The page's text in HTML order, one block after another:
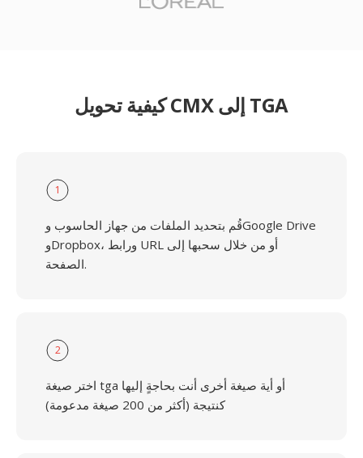
كيفية تحويل CMX إلى TGA
1
قُم بتحديد الملفات من جهاز الحاسوب وGoogle Drive
وDropbox، ورابط URL أو من خلال سحبها إلى
الصفحة.
2
اختر صيغة tga أو أية صيغة أخرى أنت بحاجةٍ إليها
كنتيجة (أكثر من 200 صيغة مدعومة)